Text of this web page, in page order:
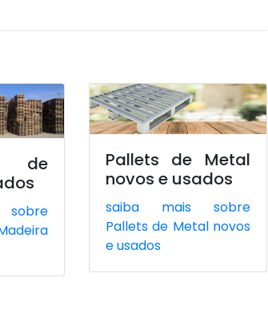
de
Pallets de Metal
novos e usados
saiba mais sobre
Pallets de Metal novos
e usados